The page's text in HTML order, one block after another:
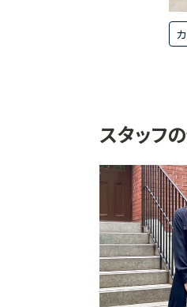
スタッフ